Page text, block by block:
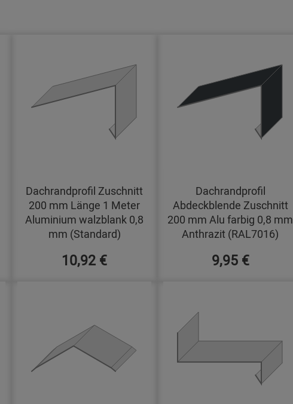
Dachrandprofil Zuschnitt
200 mm Länge 1 Meter
Aluminium walzblank 0,8
mm (Standard)
10,92 €
Dachrandprofil
Abdeckblende Zuschnitt
200 mm Alu farbig 0,8 mm
Anthrazit (RAL7016)
9,95 €